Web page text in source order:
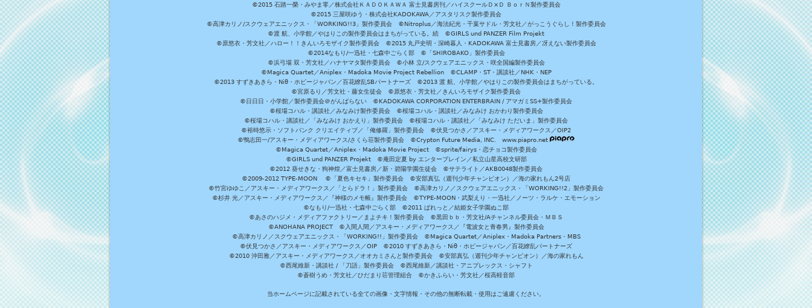
©2015 石踏一榮・みやま零／株式会社ＫＡＤＯＫＡＷＡ 富士見書房刊／ハイスクールＤ×Ｄ ＢｏｒＮ製作委員会
©2015 三屋咲ゆう・株式会社KADOKAWA／アスタリスク製作委員会
©高津カリノ/スクウェアエニックス・「WORKING!!3」製作委員会 ©Nitroplus／海法紀光・千葉サドル・芳文社／がっこうぐらし！製作委員会
©渡 航、小学館／やはりこの製作委員会はまちがっている。続 ©GIRLS und PANZER Film Projekt
©原悠衣・芳文社／ハロー！！きんいろモザイク製作委員会 ©2015 丸戸史明・深崎暮人・KADOKAWA 富士見書房／冴えない製作委員会
©2014なもり/一迅社・七森中ごらく部 ©「SHIROBAKO」製作委員会
©浜弓場 双・芳文社／ハナヤマタ製作委員会 ©小林 立/スクウェアエニックス・咲全国編製作委員会
©Magica Quartet／Aniplex・Madoka Movie Project Rebellion ©CLAMP・ST・講談社／NHK・NEP
©2013 すずきあきら・Niθ・ホビージャパン／百花繚乱SBパートナーズ ©2013 渡 航、小学館／やはりこの製作委員会はまちがっている。
©宮原るり／芳文社・藤女生徒会 ©原悠衣・芳文社／きんいろモザイク製作委員会
©日日日・小学館／製作委員会＠がんばらない ©KADOKAWA CORPORATION ENTERBRAIN / アマガミSS+製作委員会
©桜場コハル・講談社／みなみけ製作委員会 ©桜場コハル・講談社／みなみけ おかわり製作委員会
©桜場コハル・講談社／「みなみけ おかえり」製作委員会 ©桜場コハル・講談社／「みなみけ ただいま」製作委員会
©裕時悠示・ソフトバンク クリエイティブ／「俺修羅」製作委員会 ©伏見つかさ／アスキー・メディアワークス／OIP2
©鴨志田一/アスキー・メディアワークス/さくら荘製作委員会 ©Crypton Future Media, INC. www.piapro.net
©Magica Quartet／Aniplex・Madoka Movie Project ©sprite/fairys・恋チョコ製作委員会
©GIRLS und PANZER Projekt ©庵田定夏 by エンターブレイン／私立山星高校文研部
©2012 葵せきな・狗神煌／富士見書房／新・碧陽学園生徒会 ©サテライト／AKB0048製作委員会
©2009-2012 TYPE-MOON ©「夏色キセキ」製作委員会 ©安部真弘（週刊少年チャンピオン）／海の家れもん2号店
©竹宮ゆゆこ／アスキー・メディアワークス／「とらドラ！」製作委員会 ©高津カリノ／スクウェアエニックス・「WORKING!!2」製作委員会
©杉井 光／アスキー・メディアワークス／『神様のメモ帳』製作委員会 ©TYPE-MOON・武梨えり・一迅社／ノーツ・ラルケ・エモーション
©なもり/一迅社・七森中ごらく部 ©2011 ぱれっと／結姫女子学園ぬこ部
©あさのハジメ・メディアファクトリー／まよチキ！製作委員会 ©黒田ｂｂ・芳文社/Aチャンネル委員会・ＭＢＳ
©ANOHANA PROJECT ©入間人間／アスキー・メディアワークス／『電波女と青春男』製作委員会
©高津カリノ／スクウェアエニックス・「WORKING!!」製作委員会 ©Magica Quartet／Aniplex・Madoka Partners・MBS
©伏見つかさ／アスキー・メディアワークス／OIP ©2010 すずきあきら・Niθ・ホビージャパン／百花繚乱パートナーズ
©2010 沖田雅／アスキー・メディアワークス／オオカミさんと製作委員会 ©安部真弘（週刊少年チャンピオン）／海の家れもん
©西尾維新・講談社 / 「刀語」製作委員会 ©西尾維新／講談社・アニプレックス・シャフト
©蒼樹うめ・芳文社／ひだまり荘管理組合 ©かきふらい・芳文社／桜高軽音部
当ホームページに記載されている全ての画像・文字情報・その他の無断転載・使用はご遠慮ください。